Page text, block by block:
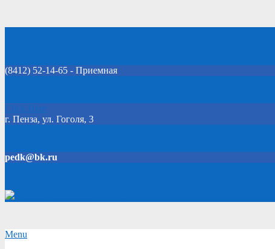
(8412) 52-14-65 - Приемная
Click Here
г. Пенза, ул. Гоголя, 3
pedk@bk.ru
Secondary
Menu